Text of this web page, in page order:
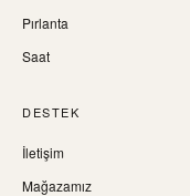
Pırlanta
Saat
DESTEK
İletişim
Mağazamız